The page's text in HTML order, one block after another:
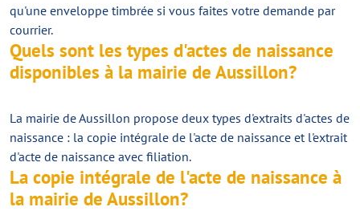
qu'une enveloppe timbrée si vous faites votre demande par
courrier.
Quels sont les types d'actes de naissance
disponibles à la mairie de Aussillon?
La mairie de Aussillon propose deux types d'extraits d'actes de
naissance : la copie intégrale de l'acte de naissance et l'extrait
d'acte de naissance avec filiation.
La copie intégrale de l'acte de naissance à
la mairie de Aussillon?